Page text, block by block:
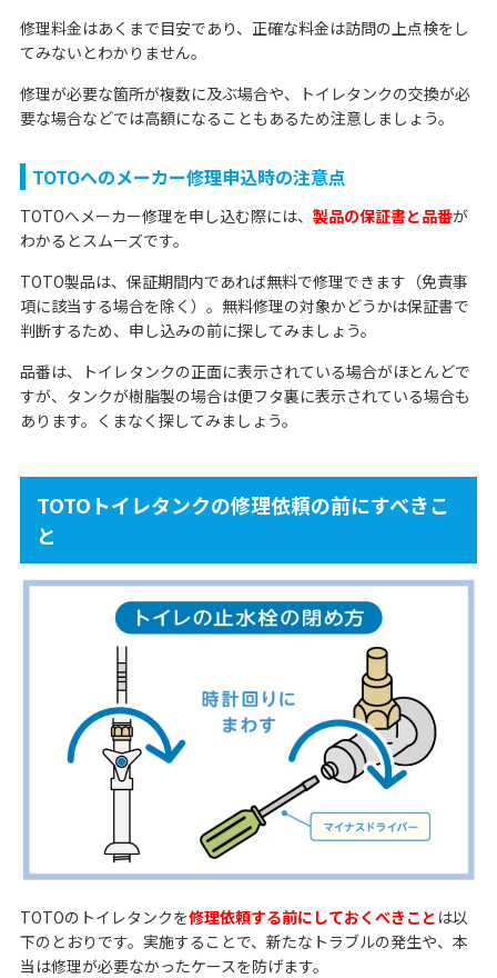
修理料金はあくまで目安であり、正確な料金は訪問の上点検をし
てみないとわかりません。
修理が必要な箇所が複数に及ぶ場合や、トイレタンクの交換が必
要な場合などでは高額になることもあるため注意しましょう。
TOTOへのメーカー修理申込時の注意点
TOTOへメーカー修理を申し込む際には、 製品の保証書と品番が
わかるとスムーズです。
TOTO製品は、保証期間内であれば無料で修理できます（免責事
項に該当する場合を除く）。無料修理の対象かどうかは保証書で
判断するため、申し込みの前に探してみましょう。
品番は、トイレタンクの正面に表示されている場合がほとんどで
すが、タンクが樹脂製の場合は便フタ裏に表示されている場合も
あります。くまなく探してみましょう。
TOTOトイレタンクの修理依頼の前にすべきこ
と
TOTOのトイレタンクを修理依頼する前にしておくべきこと は以
下のとおりです。実施することで、新たなトラブルの発生や、本
当は修理が必要なかったケースを防げます。